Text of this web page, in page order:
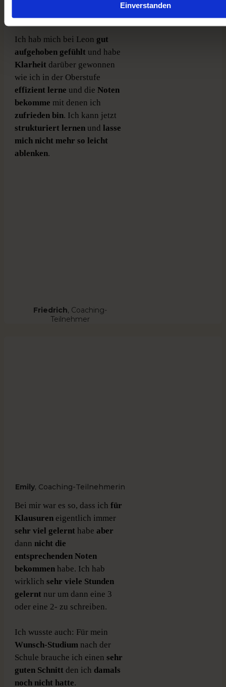
Einverstanden
Ich hab mich bei Leon gut
aufgehoben gefühlt und habe
Klarheit darüber gewonnen
wie ich in der Oberstufe
effizient lerne und die Noten
bekomme mit denen ich
zufrieden bin. Ich kann jetzt
strukturiert lernen und lasse
mich nicht mehr so leicht
ablenken.
Friedrich, Coaching-
Teilnehmer
Emily, Coaching-Teilnehmerin
Bei mir war es so, dass ich für
Klausuren eigentlich immer
sehr viel gelernt habe aber
dann nicht die
entsprechenden Noten
bekommen habe. Ich hab
wirklich sehr viele Stunden
gelernt nur um dann eine 3
oder eine 2- zu schreiben.
Ich wusste auch: Für mein
Wunsch-Studium nach der
Schule brauche ich einen sehr
guten Schnitt den ich damals
noch nicht hatte.